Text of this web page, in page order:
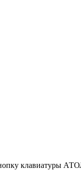
клавиатуры